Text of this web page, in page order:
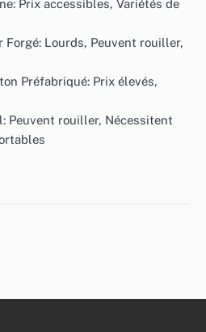
Prix accessibles, Variétés de
Forgé: Lourds, Peuvent rouiller,
Préfabriqué: Prix élevés,
Peuvent rouiller, Nécessitent